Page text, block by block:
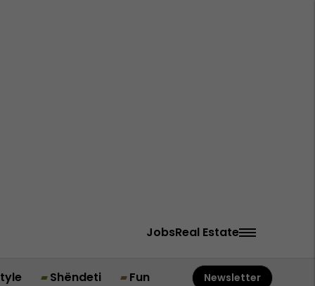
JobsReal Estate
Shëndeti Fun Newsletter